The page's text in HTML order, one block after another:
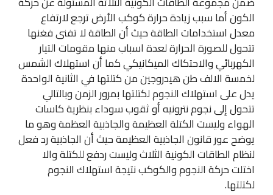
الكون أما سبب زيادة حرارة كوكب الأرض ترجع لارتفاع
معدل استخدامات الطاقة حيث أن الطاقة لا تفنى فغنها
تتحول للصورة الحرارة لعدة اسباب منها مقومات التيار
الكهربائي والاحتكاك الميكانيكي كما أن استهلاك الشمس
لخمسة الالف طن هيدروجين من كتلتها في الثانية الواحدة
يدل على استهلاك النجوم لكتلتها بمرور الزمن وبالتالي
تتحول إلى نجوم نترونيه أو ثقوب سوداء بنظرية كاسات
الهواء وليست الكتلة العظيمة والجاذبية العظمة وهو ما
يوضح عور قانون الجاذبية العظيمة حيث أن الجاذبية رد فعل
لنظام الطاقات الكونية الثلاث وليست ردفع للكتلة والا
اختلت حركة النجوم والكوكب نتيجة استهلاك النجوم
لكتلتها.